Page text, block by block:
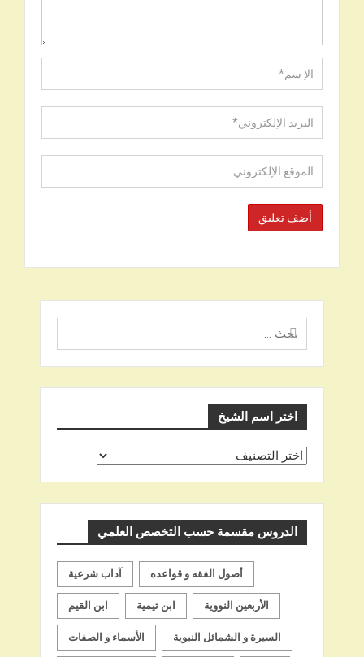
البحث
عن
اختر اسم الشيخ
اختر
الدروس مقسمة حسب التخصص العلمي
آداب شرعية أصول الفقه و قواعده
ابن القيم ابن تيمية الأربعين النووية
الأسماء و الصفات السيرة و الشمائل النبوية